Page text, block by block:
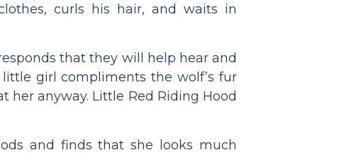
curls his hair, and waits in
that they will help hear and
girl compliments the wolf’s fur
anyway. Little Red Riding Hood
and finds that she looks much